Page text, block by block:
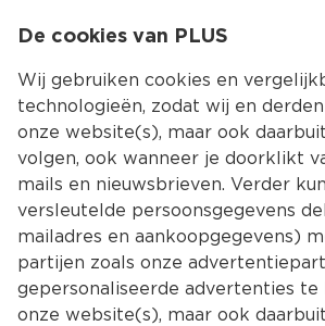
Terug
De cookies van PLUS
Wij gebruiken cookies en
technologieën, zodat wij en
onze website(s), maar ook
volgen, ook wanneer je doorklikt
mails en nieuwsbrieven. Verder
versleutelde persoonsgegevens
mailadres en aankoopgegevens)
partijen zoals onze
gepersonaliseerde advertenties te
onze website(s), maar ook